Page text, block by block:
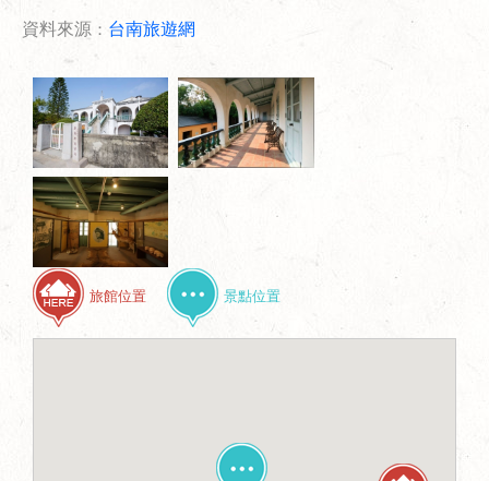
資料來源 ： 台南旅遊網
旅館位置 景點位置